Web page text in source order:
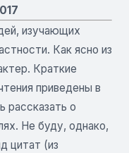
изучающих
Как ясно из
Краткие
приведены в
рассказать о
Не буду, однако,
цитат (из